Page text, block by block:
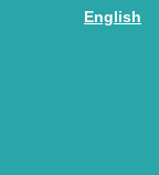
English